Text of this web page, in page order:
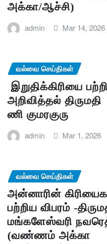
அக்கா/ஆச்சி)
admin Mar 14, 2026
வல்வை செய்திகள்
இறுதிக்கிரியை
அறிவித்தல்
ணி குமரகுரு
admin Mar 1, 2026
வல்வை செய்திகள்
அன்னாரின்
பற்றிய விபரம் -
மங்களேஸ்வரி
(வண்ணம் அக்கா